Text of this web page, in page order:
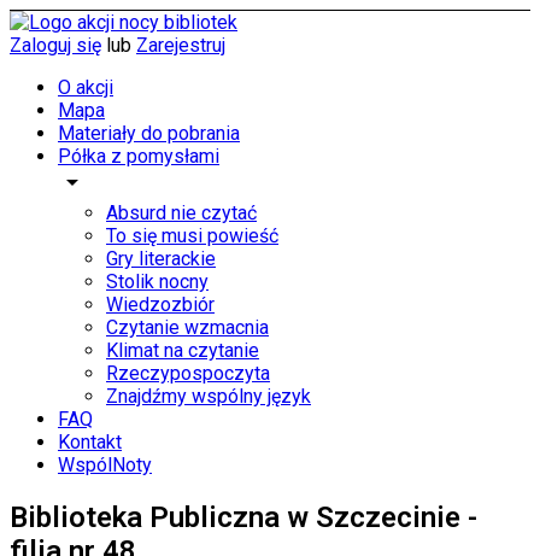
Zaloguj się lub Zarejestruj
O akcji
Mapa
Materiały do pobrania
Półka z pomysłami
arrow_drop_down
Absurd nie czytać
To się musi powieść
Gry literackie
Stolik nocny
Wiedzozbiór
Czytanie wzmacnia
Klimat na czytanie
Rzeczypospoczyta
Znajdźmy wspólny język
FAQ
Kontakt
WspólNoty
Biblioteka Publiczna w Szczecinie -